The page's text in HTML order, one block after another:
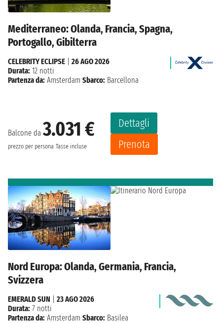
Mediterraneo: Olanda, Francia, Spagna,
Portogallo, Gibilterra
Balcone da3.031 €
prezzo per persona Tasse incluse
Dettagli
Prenota
CELEBRITY ECLIPSE
26 AGO 2026
Durata: 12 notti
Partenza da: Amsterdam Sbarco: Barcellona
Nord Europa: Olanda, Germania, Francia,
Svizzera
EMERALD SUN
23 AGO 2026
Durata: 7 notti
Partenza da: Amsterdam Sbarco: Basilea